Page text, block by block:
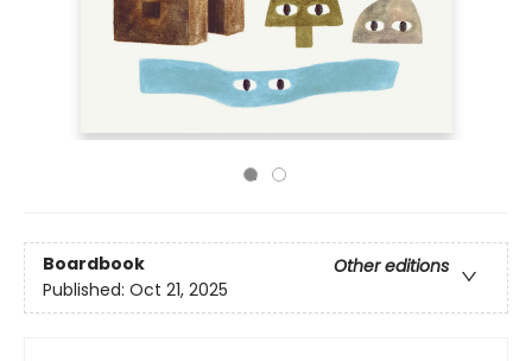
Boardbook
Other editions
Published: Oct 21, 2025